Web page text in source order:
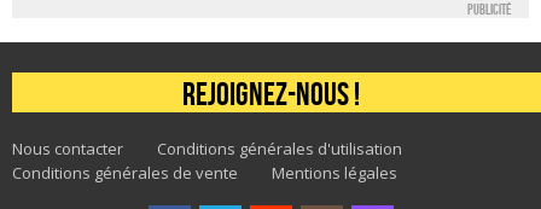
Publicité
Rejoignez-nous !
Nous contacter
Conditions générales d'utilisation
Conditions générales de vente
Mentions légales